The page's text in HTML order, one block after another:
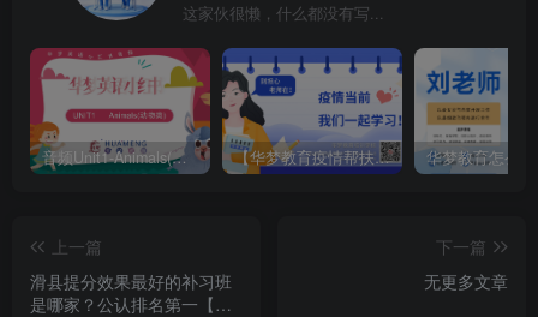
这家伙很懒，什么都没有写...
音频Unit1-Animals(动物类) 【华梦教育疫情帮扶名单】和课堂截图 华梦教育怎么样
上一篇
滑县提分效果最好的补习班
是哪家？公认排名第一【华
下一篇
无更多文章